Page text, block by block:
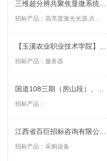
三维超分辨共聚焦显微系统...
招标产品： 高亮度激光光源,共...
【玉溪农业职业技术学院】...
招标产品： 服务器
国道108三期（房山段）、...
招标产品：
江西省百巨招标咨询有限公...
招标产品： 采购设备